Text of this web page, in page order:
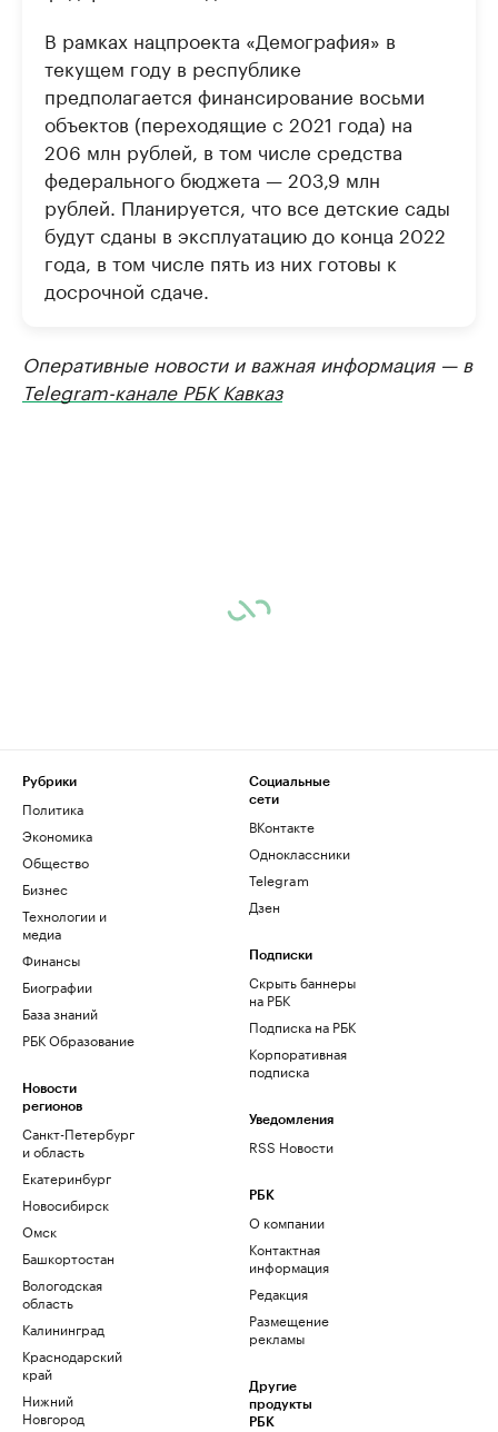
В рамках нацпроекта «Демография» в
текущем году в республике
предполагается финансирование восьми
объектов (переходящие с 2021 года) на
206 млн рублей, в том числе средства
федерального бюджета — 203,9 млн
рублей. Планируется, что все детские сады
будут сданы в эксплуатацию до конца 2022
года, в том числе пять из них готовы к
досрочной сдаче.
Оперативные новости и важная информация — в
Telegram-канале РБК Кавказ
Рубрики
Политика
Экономика
Общество
Бизнес
Технологии и
медиа
Финансы
Биографии
База знаний
РБК Образование
Новости
регионов
Санкт-Петербург
и область
Екатеринбург
Новосибирск
Омск
Башкортостан
Вологодская
область
Калининград
Краснодарский
край
Нижний
Новгород
Социальные
сети
ВКонтакте
Одноклассники
Telegram
Дзен
Подписки
Скрыть баннеры
на РБК
Подписка на РБК
Корпоративная
подписка
Уведомления
RSS Новости
РБК
О компании
Контактная
информация
Редакция
Размещение
рекламы
Другие
продукты
РБК